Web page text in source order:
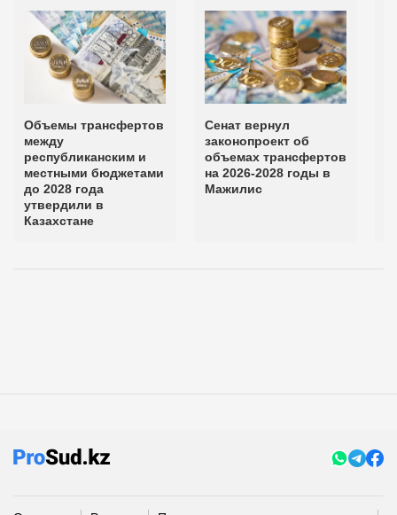
Объемы трансфертов
между
республиканским и
местными бюджетами
до 2028 года
утвердили в
Казахстане
Сенат вернул
законопроект об
объемах трансфертов
на 2026-2028 годы в
Мажилис